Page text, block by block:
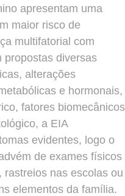
apresentam uma
maior risco de
multifatorial com
propostas diversas
alterações
e hormonais,
fatores biomecânicos
a EIA
evidentes, logo o
de exames físicos
nas escolas ou
elementos da família.